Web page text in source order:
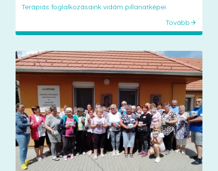
Terápiás foglalkozásaink vidám pillanatképei
Tovább